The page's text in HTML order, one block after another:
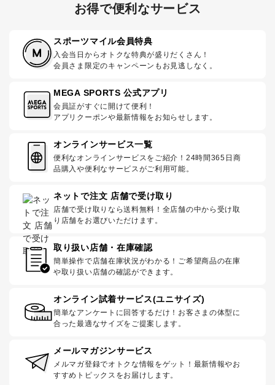
お得で便利なサービス
スポーツマイル会員特典
入会当日からオトクな特典が盛りだくさん！
会員さま限定のキャンペーンもお見逃しなく。
MEGA SPORTS 公式アプリ
会員証がすぐに開けて便利！
アプリクーポンや最新情報をお知らせします。
オンラインサービス一覧
便利なオンラインサービスをご紹介！24時間365日商
品購入や便利なサービスがご利用可能。
ネットで注文 店舗で受け取り
店舗で受け取りなら送料無料！全店舗の中から受け取
り店舗をお選びいただけます。
取り扱い店舗・在庫確認
簡単操作で店舗在庫状況がわかる！ご希望商品の在庫
や取り扱い店舗の確認ができます。
オンライン試着サービス(ユニサイズ)
簡単なアンケートに回答するだけ！お客さまの体型に
合った最適なサイズをご提案します。
メールマガジンサービス
メルマガ登録でオトクな情報をゲット！最新情報やお
すすめトピックスをお届けします。